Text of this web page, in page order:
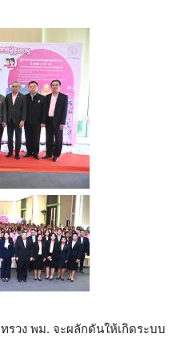
รวง พม. จะผลักดันให้เกิดระบบ